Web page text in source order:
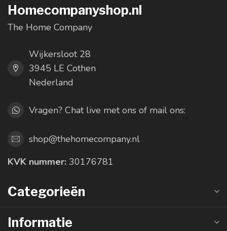
Homecompanyshop.nl
The Home Company
Wijkersloot 28
3945 LE Cothen
Nederland
Vragen? Chat live met ons of mail ons:
shop@thehomecompany.nl
KVK nummer: 30176781
Categorieën
Informatie